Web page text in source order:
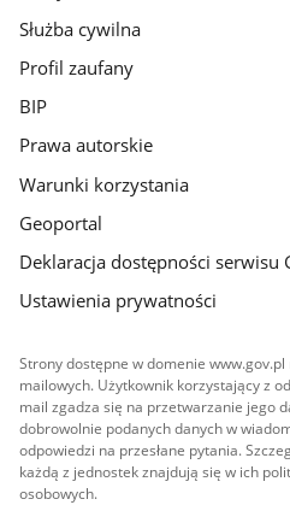
Służba cywilna
Profil zaufany
BIP
Prawa autorskie
Warunki korzystania
Geoportal
Deklaracja dostępności serwisu
Ustawienia prywatności
Strony dostępne w domenie
mailowych. Użytkownik korzystający z
mail zgadza się na przetwarzanie jego
dobrowolnie podanych danych w
odpowiedzi na przesłane pytania.
każdą z jednostek znajdują się w ich
osobowych.